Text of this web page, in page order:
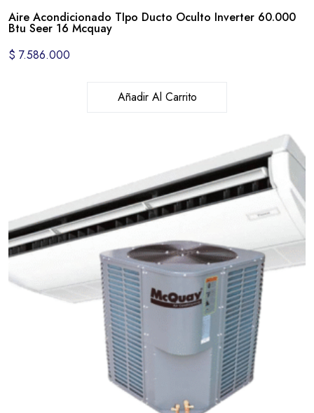
Aire Acondicionado TIpo Ducto Oculto Inverter 60.000
Btu Seer 16 Mcquay
$ 7.586.000
Añadir Al Carrito